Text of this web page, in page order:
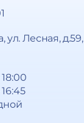
ул. Лесная, д.59,